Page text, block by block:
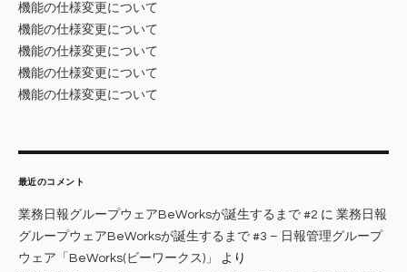
機能の仕様変更について
機能の仕様変更について
機能の仕様変更について
機能の仕様変更について
機能の仕様変更について
最近のコメント
業務日報グループウェアBeWorksが誕生するまで #2 に 業務日報
グループウェアBeWorksが誕生するまで #3 – 日報管理グループ
ウェア「BeWorks(ビーワークス)」
より